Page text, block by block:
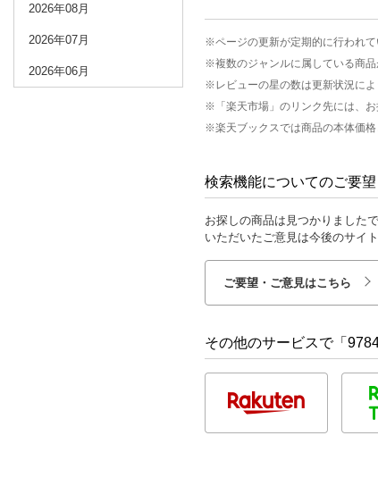
2026年08月
2026年07月
2026年06月
※ページの更新が定期的に行われ
※複数のジャンルに属している商品
※レビューの星の数は更新状況に
※「楽天市場」のリンク先には、
※楽天ブックスでは商品の本体価
検索機能についてのご要
お探しの商品は見つかりました
いただいたご意見は今後のサイ
ご要望・ご意見はこちら
その他のサービスで「